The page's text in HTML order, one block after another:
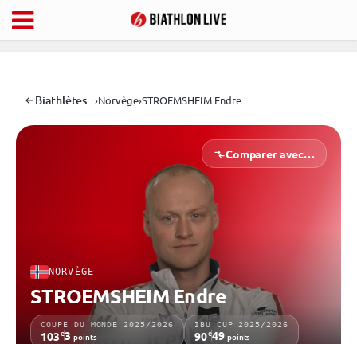
Biathlètes ›Norvège›STROEMSHEIM Endre
NORVÈGE
STROEMSHEIM Endre
COUPE DU MONDE 2025/2026
103e3 points
IBU CUP 2025/2026
90e49 points
Comparer avec…